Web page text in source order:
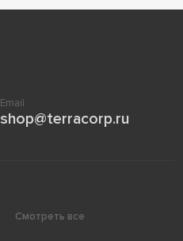
Email
shop@terracorp.ru
Смотреть все